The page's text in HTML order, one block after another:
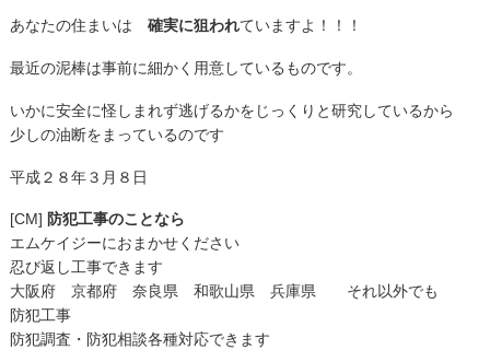
あなたの住まいは 確実に狙われていますよ！！！
最近の泥棒は事前に細かく用意しているものです。
いかに安全に怪しまれず逃げるかをじっくりと研究しているから
少しの油断をまっているのです
平成２８年３月８日
[CM] 防犯工事のことなら
エムケイジーにおまかせください
忍び返し工事できます
大阪府 京都府 奈良県 和歌山県 兵庫県 それ以外でも
防犯工事
防犯調査・防犯相談各種対応できます